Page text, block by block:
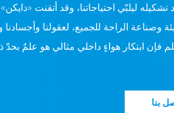
ليلبّي احتياجاتنا، وقد أتقنت
وصناعة الراحة للجميع، لعقولنا وأجسادنا
ابتكار هواءٍ داخلي مثالي هو علمٌ بحدّ
بنا